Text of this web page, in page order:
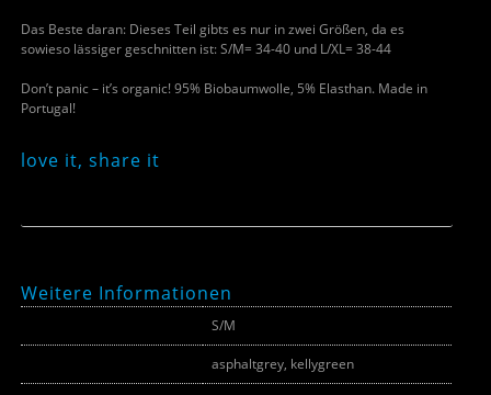
Das Beste daran: Dieses Teil gibts es nur in zwei Größen, da es
sowieso lässiger geschnitten ist: S/M= 34-40 und L/XL= 38-44
Don’t panic – it’s organic! 95% Biobaumwolle, 5% Elasthan. Made in
Portugal!
love it, share it
Weitere Informationen
S/M
asphaltgrey, kellygreen